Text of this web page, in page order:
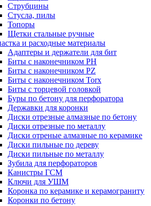
Струбцины
Стусла, пилы
Топоры
Щетки стальные ручные
и расходные материалы
Адаптеры и держатели для бит
Биты с наконечником PH
Биты с наконечником PZ
Биты с наконечником Torx
Биты с торцевой головкой
Буры по бетону для перфоратора
Державки для коронки
Диски отрезные алмазные по бетону
Диски отрезные по металлу
Диски отреные алмазные по керамике
Диски пильные по дереву
Диски пильные по металлу
Зубила для перфораторов
Канистры ГСМ
Ключи для УШМ
Коронка по керамике и керамограниту
Коронки по бетону